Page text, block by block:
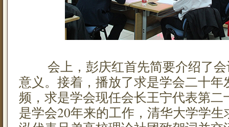
会上，彭庆红首先简要介绍了会
意义。接着，播放了求是学会二十年
频，求是学会现任会长王宁代表第
是学会20年来的工作，清华大学学